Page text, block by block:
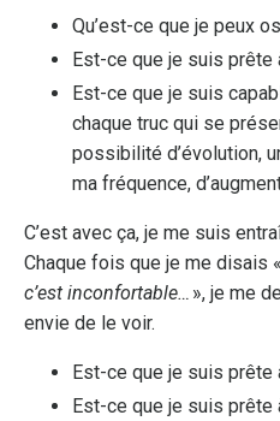
Qu’est-ce que je peux
Est-ce que je suis prête
Est-ce que je suis
chaque truc qui se
possibilité d’évolution,
ma fréquence,
C’est avec ça, je me suis
Chaque fois que je me disais «
c’est inconfortable… », je me
envie de le voir.
Est-ce que je suis prête
Est-ce que je suis